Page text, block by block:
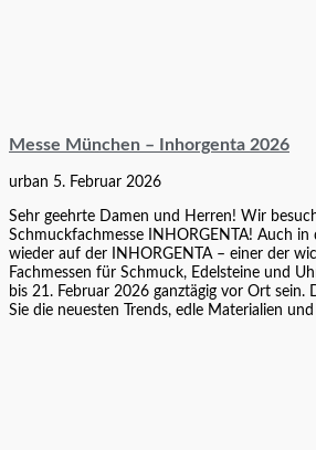
Messe München – Inhorgenta 2026
urban 5. Februar 2026
Sehr geehrte Damen und Herren! Wir
Schmuckfachmesse INHORGENTA! Auch in
wieder auf der INHORGENTA – einer der
Fachmessen für Schmuck, Edelsteine und
bis 21. Februar 2026 ganztägig vor Ort
Sie die neuesten Trends, edle Materialien